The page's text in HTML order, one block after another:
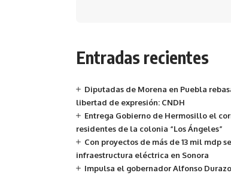
Entradas recientes
Diputadas de Morena en Puebla
libertad de expresión: CNDH
Entrega Gobierno de Hermosillo el
residentes de la colonia “Los Ángeles”
Con proyectos de más de 13 mil mdp
infraestructura eléctrica en Sonora
Impulsa el gobernador Alfonso